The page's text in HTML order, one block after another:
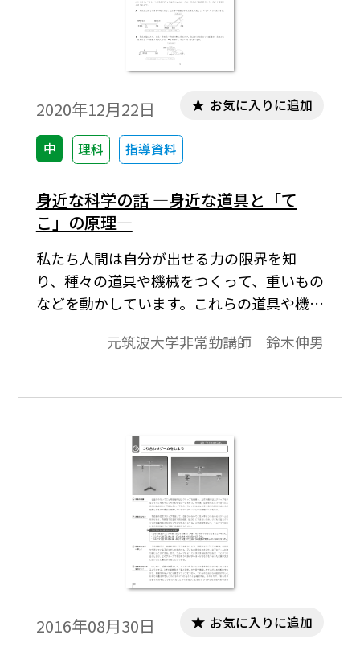
2020年12月22日
中 理科 指導資料
お気に入りに追加
身近な科学の話 ―身近な道具と「て
こ」の原理―
私たち人間は自分が出せる力の限界を知
り、種々の道具や機械をつくって、重いもの
などを動かしています。これらの道具や機械
原理が使われています。皆さんは、小学６年
校ではあまり大きく扱われません。しか
密着した重要なことがらです。そこで、今回
は「てこ」の働きについて考えてみます。
元筑波大学非常勤講師 鈴木伸男
2016年08月30日 お気に入りに追加